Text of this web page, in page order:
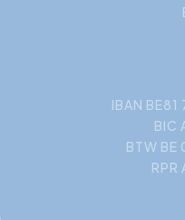
IBAN
BIC
BTW